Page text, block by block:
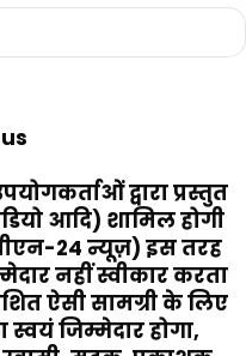
द्वारा प्रस्तुत
आदि) शामिल होगी
24 न्यूज़) इस तरह
नहीं स्वीकार करता
ऐसी सामग्री के लिए
जिम्मेदार होगा,